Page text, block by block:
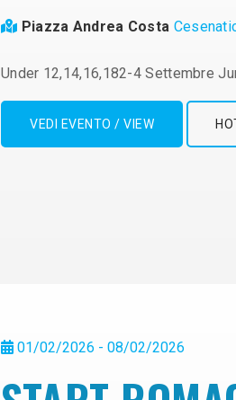
Piazza Andrea Costa
Under 12,14,16,182-4 Settembre
VEDI EVENTO / VIEW
01/02/2026 - 08/02/2026